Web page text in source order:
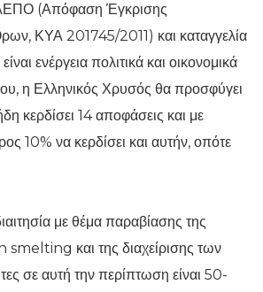
(Απόφαση Έγκρισης
ΚΥΑ 201745/2011) και καταγγελία
ενέργεια πολιτικά και οικονομικά
η Ελληνικός Χρυσός θα προσφύγει
κερδίσει 14 αποφάσεις και με
10% να κερδίσει και αυτήν, οπότε
με θέμα παραβίασης της
smelting και της διαχείρισης των
σε αυτή την περίπτωση είναι 50-